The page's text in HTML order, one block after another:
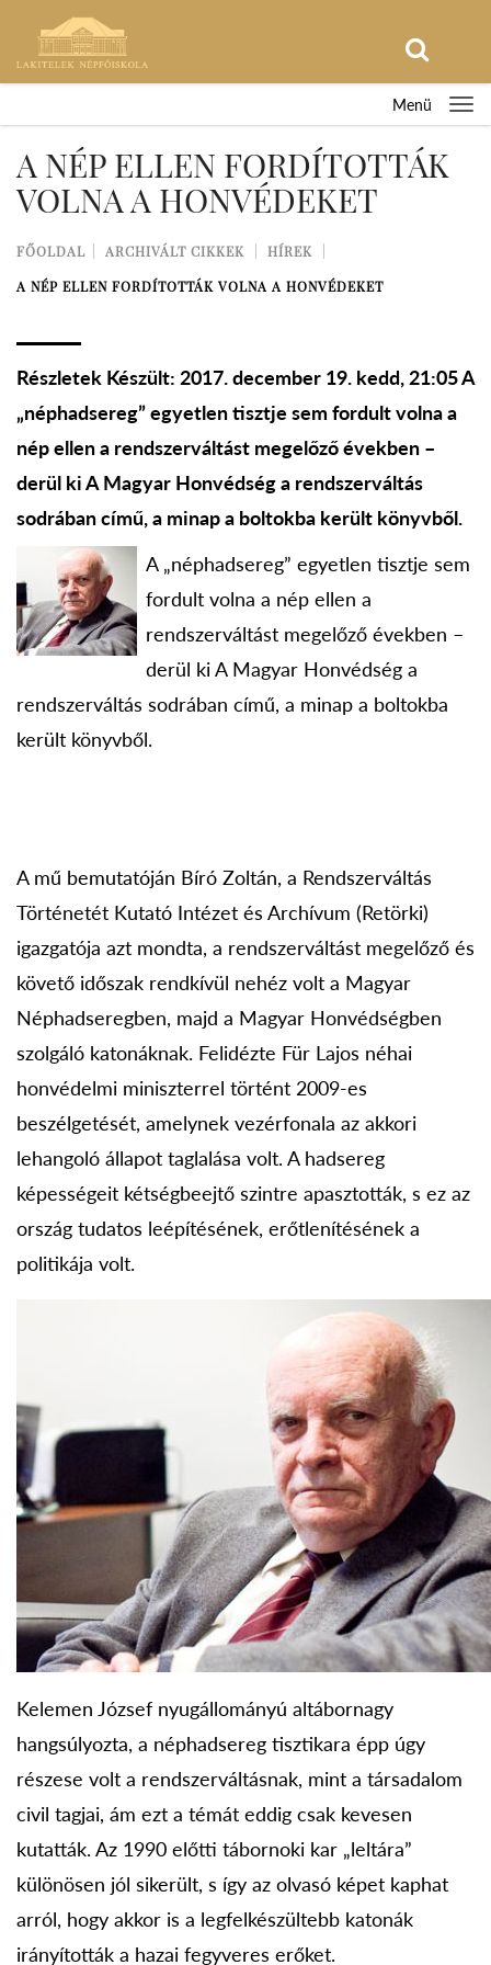
Menü
A NÉP ELLEN FORDÍTOTTÁK
VOLNA A HONVÉDEKET
FŐOLDAL ARCHIVÁLT CIKKEK
HÍREK
A NÉP ELLEN FORDÍTOTTÁK VOLNA A HONVÉDEKET
Részletek Készült: 2017. december 19. kedd, 21:05 A
„néphadsereg” egyetlen tisztje sem fordult volna a
nép ellen a rendszerváltást megelőző években –
derül ki A Magyar Honvédség a rendszerváltás
sodrában című, a minap a boltokba került könyvből.
A „néphadsereg” egyetlen tisztje sem
fordult volna a nép ellen a
rendszerváltást megelőző években –
derül ki A Magyar Honvédség a
rendszerváltás sodrában című, a minap a boltokba
került könyvből.
A mű bemutatóján Bíró Zoltán, a Rendszerváltás
Történetét Kutató Intézet és Archívum (Retörki)
igazgatója azt mondta, a rendszerváltást megelőző és
követő időszak rendkívül nehéz volt a Magyar
Néphadseregben, majd a Magyar Honvédségben
szolgáló katonáknak. Felidézte Für Lajos néhai
honvédelmi miniszterrel történt 2009-es
beszélgetését, amelynek vezérfonala az akkori
lehangoló állapot taglalása volt. A hadsereg
képességeit kétségbeejtő szintre apasztották, s ez az
ország tudatos leépítésének, erőtlenítésének a
politikája volt.
Kelemen József nyugállományú altábornagy
hangsúlyozta, a néphadsereg tisztikara épp úgy
részese volt a rendszerváltásnak, mint a társadalom
civil tagjai, ám ezt a témát eddig csak kevesen
kutatták. Az 1990 előtti tábornoki kar „leltára”
különösen jól sikerült, s így az olvasó képet kaphat
arról, hogy akkor is a legfelkészültebb katonák
irányították a hazai fegyveres erőket.